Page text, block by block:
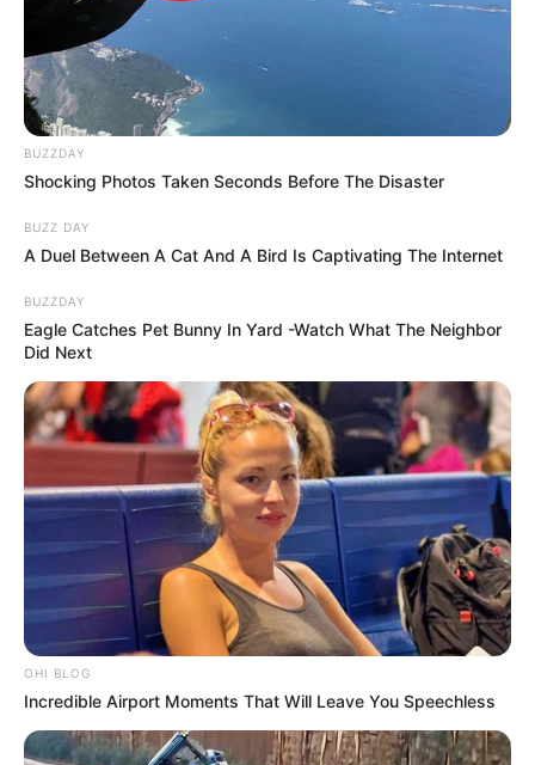
BUZZDAY
Shocking Photos Taken Seconds Before The Disaster
BUZZ DAY
A Duel Between A Cat And A Bird Is Captivating The Internet
BUZZDAY
Eagle Catches Pet Bunny In Yard -Watch What The Neighbor
Did Next
OHI BLOG
Incredible Airport Moments That Will Leave You Speechless